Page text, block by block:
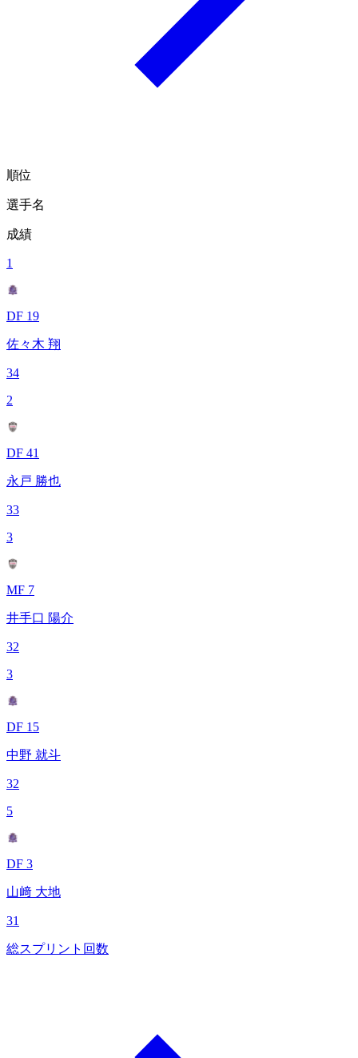
順位
選手名
成績
1
DF 19
佐々木 翔
34
2
DF 41
永戸 勝也
33
3
MF 7
井手口 陽介
32
3
DF 15
中野 就斗
32
5
DF 3
山﨑 大地
31
総スプリント回数